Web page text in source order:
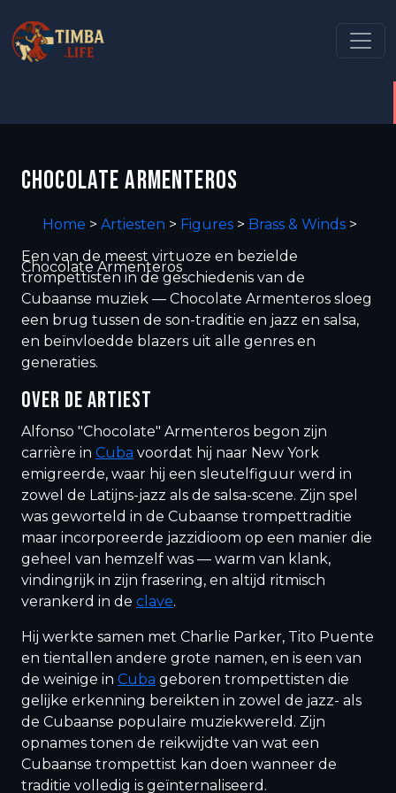
CHOCOLATE ARMENTEROS
Home > Artiesten > Figures > Brass & Winds >
Chocolate Armenteros
Een van de meest virtuoze en bezielde
trompettisten in de geschiedenis van de
Cubaanse muziek — Chocolate Armenteros sloeg
een brug tussen de son-traditie en jazz en salsa,
en beïnvloedde blazers uit alle genres en
generaties.
OVER DE ARTIEST
Alfonso "Chocolate" Armenteros begon zijn
carrière in Cuba voordat hij naar New York
emigreerde, waar hij een sleutelfiguur werd in
zowel de Latijns-jazz als de salsa-scene. Zijn spel
was geworteld in de Cubaanse trompettraditie
maar incorporeerde jazzidioom op een manier die
geheel van hemzelf was — warm van klank,
vindingrijk in zijn frasering, en altijd ritmisch
verankerd in de clave.
Hij werkte samen met Charlie Parker, Tito Puente
en tientallen andere grote namen, en is een van
de weinige in Cuba geboren trompettisten die
gelijke erkenning bereikten in zowel de jazz- als
de Cubaanse populaire muziekwereld. Zijn
opnames tonen de reikwijdte van wat een
Cubaanse trompettist kan doen wanneer de
traditie volledig is geïnternaliseerd.